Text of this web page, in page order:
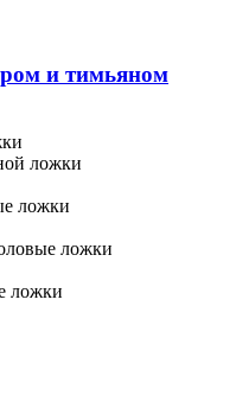
и тимьяном
ложки
ложки
ложки
ложки